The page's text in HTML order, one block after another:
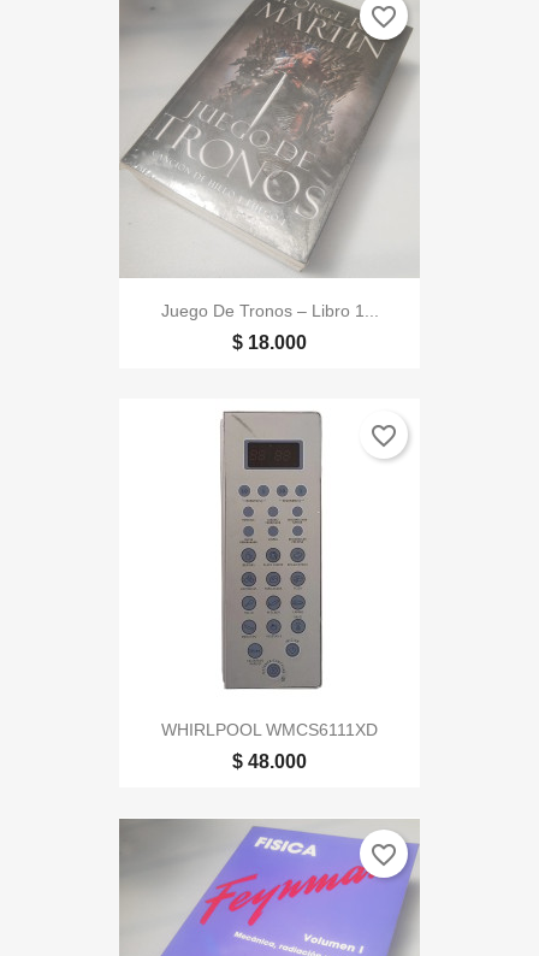
Juego De Tronos – Libro 1...
$ 18.000
favorite_border
WHIRLPOOL WMCS6111XD
$ 48.000
favorite_border
favorite_border